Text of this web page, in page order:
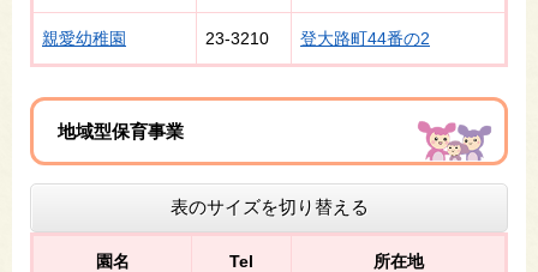
親愛幼稚園 23‐3210 登大路町44番の2
地域型保育事業
表のサイズを切り替える
園名 Tel 所在地